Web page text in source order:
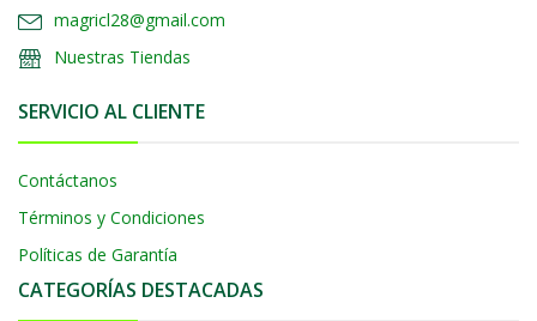
magricl28@gmail.com
Nuestras Tiendas
SERVICIO AL CLIENTE
Contáctanos
Términos y Condiciones
Políticas de Garantía
CATEGORÍAS DESTACADAS